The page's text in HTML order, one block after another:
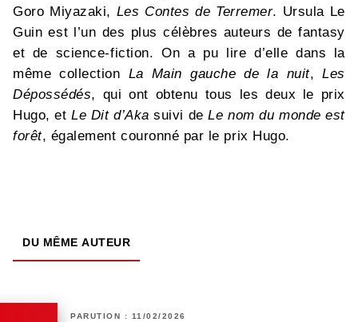
Goro Miyazaki, Les Contes de Terremer. Ursula Le
Guin est l’un des plus célèbres auteurs de fantasy
et de science-fiction. On a pu lire d’elle dans la
même collection La Main gauche de la nuit,Les
Dépossédés, qui ont obtenu tous les deux le prix
Hugo, etLe Dit d’Aka suivi deLe nom du monde est
forêt, également couronné par le prix Hugo.
DU MÊME AUTEUR
PARUTION : 11/02/2026